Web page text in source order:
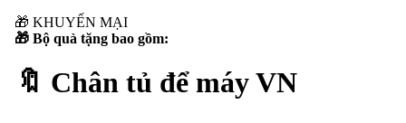
🎁 KHUYẾN MẠI
🎁 Bộ quà tặng bao gồm:
🔖 Chân tủ để máy VN